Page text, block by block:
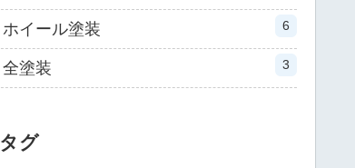
ホイール塗装 6
全塗装 3
タグ